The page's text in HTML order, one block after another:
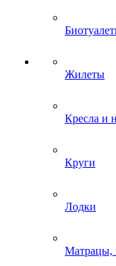
Жилеты
Кресла и
Круги
Лодки
Матрацы,